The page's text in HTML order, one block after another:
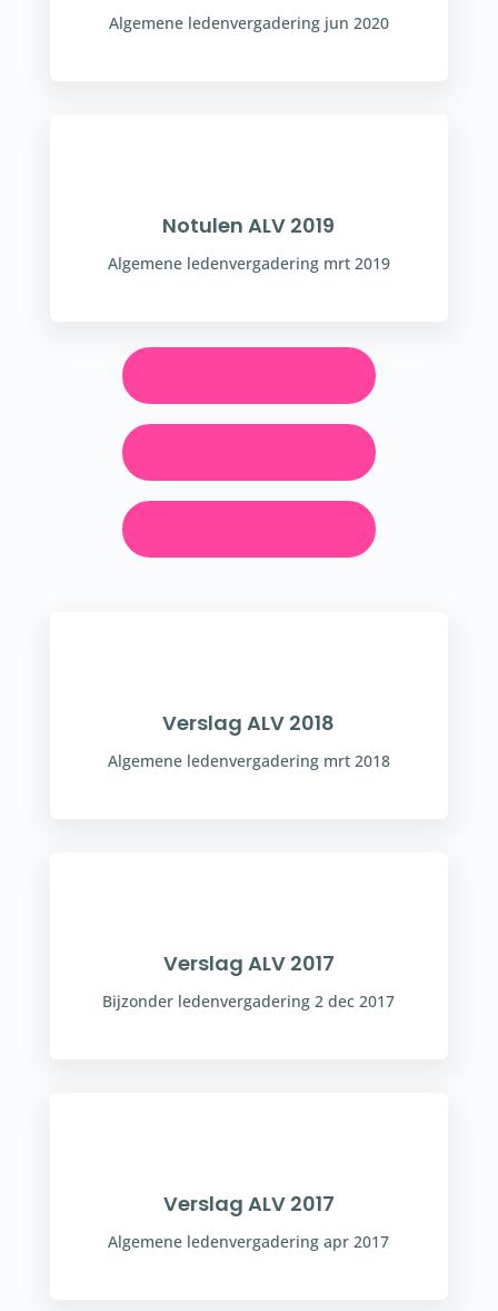
Algemene ledenvergadering jun 2020
Notulen ALV 2019
Algemene ledenvergadering mrt 2019
Verslag ALV 2018
Algemene ledenvergadering mrt 2018
Verslag ALV 2017
Bijzonder ledenvergadering 2 dec 2017
Verslag ALV 2017
Algemene ledenvergadering apr 2017